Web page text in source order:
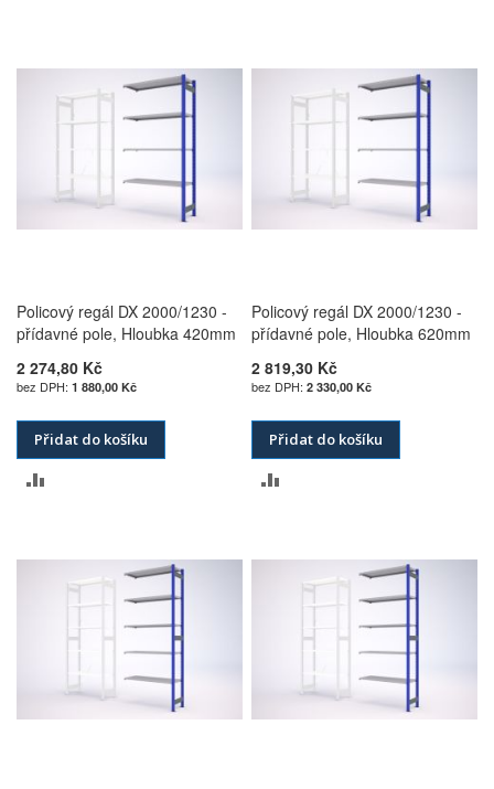
POROVNÁNÍ
POROVNÁNÍ
Policový regál DX 2000/1230 -
přídavné pole, Hloubka 420mm
2 274,80 Kč
1 880,00 Kč
Přidat do košíku
POROVNÁNÍ
Policový regál DX 2000/1230 -
přídavné pole, Hloubka 620mm
2 819,30 Kč
2 330,00 Kč
Přidat do košíku
POROVNÁNÍ